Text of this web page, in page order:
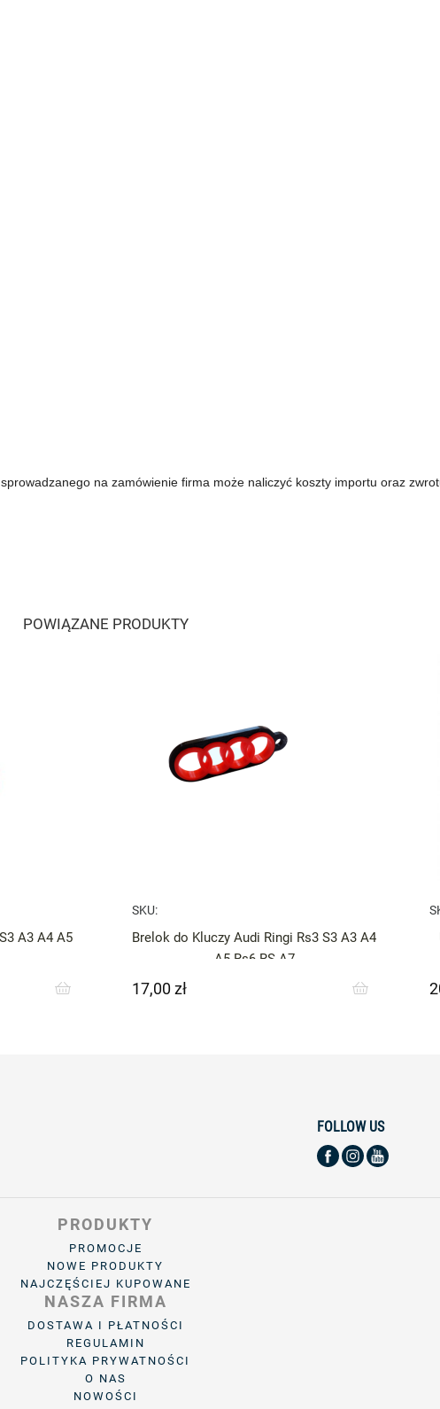
na zamówienie firma może naliczyć koszty importu oraz
POWIĄZANE PRODUKTY
A3 A4 A5
SKU:
Brelok do Kluczy Audi Ringi Rs3 S3 A3 A4
A5 Rs6 RS A7
Cena
17,00 zł
FOLLOW US
PRODUKTY
PROMOCJE
NOWE PRODUKTY
NAJCZĘŚCIEJ KUPOWANE
NASZA FIRMA
DOSTAWA I PŁATNOŚCI
REGULAMIN
POLITYKA PRYWATNOŚCI
O NAS
NOWOŚCI